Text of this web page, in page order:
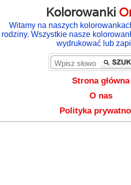
Kolorowanki
Witamy na naszych
rodziny. Wszystkie nasze
wydrukować lub
Strona główna
O nas
Polityka